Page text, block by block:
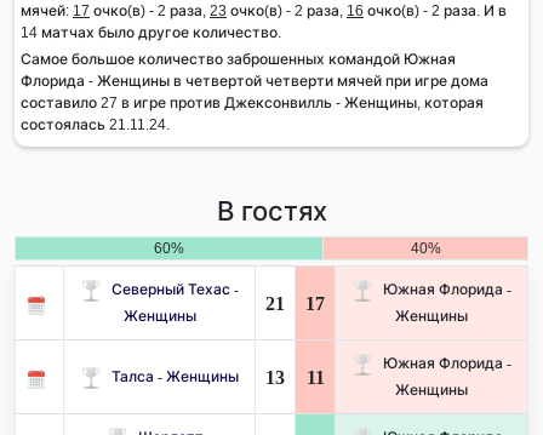
мячей: 17 очко(в) - 2 раза, 23 очко(в) - 2 раза, 16 очко(в) - 2 раза. И в
14 матчах было другое количество.
Самое большое количество заброшенных командой Южная
Флорида - Женщины в четвертой четверти мячей при игре дома
составило 27 в игре против Джексонвилль - Женщины, которая
состоялась 21.11.24.
В гостях
60% 40%
Северный Техас -
Женщины
21 17
Южная Флорида -
Женщины
Талса - Женщины 13 11
Южная Флорида -
Женщины